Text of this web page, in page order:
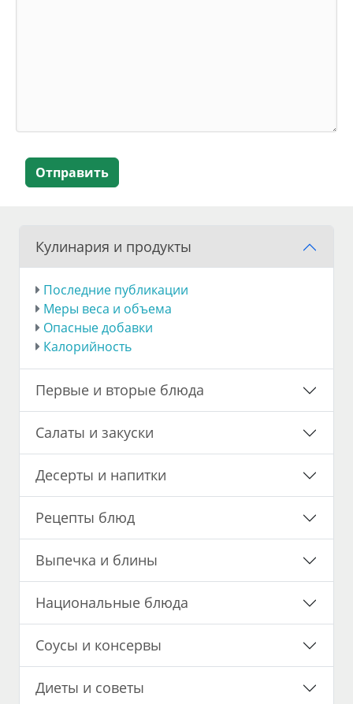
Отправить
Кулинария и продукты
Последние публикации
Меры веса и объема
Опасные добавки
Калорийность
Первые и вторые блюда
Салаты и закуски
Десерты и напитки
Рецепты блюд
Выпечка и блины
Национальные блюда
Соусы и консервы
Диеты и советы